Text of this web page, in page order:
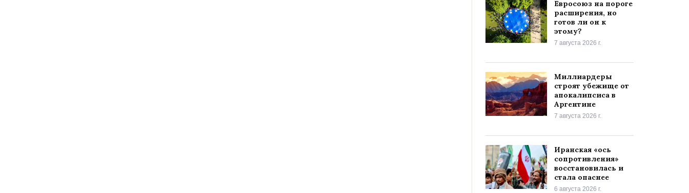
Евросоюз на пороге
расширения, но
готов ли он к
этому?
7 августа 2026 г.
Миллиардеры
строят убежище от
апокалипсиса в
Аргентине
7 августа 2026 г.
Иранская «ось
сопротивления»
восстановилась и
стала опаснее
6 августа 2026 г.